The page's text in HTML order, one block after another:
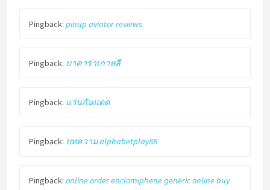
Pingback: pinup aviator reviews
Pingback: บาคาร่าเกาหลี
Pingback: แว่นกันแดด
Pingback: บทความ alphabetplay88
Pingback: online order enclomiphene generic online buy